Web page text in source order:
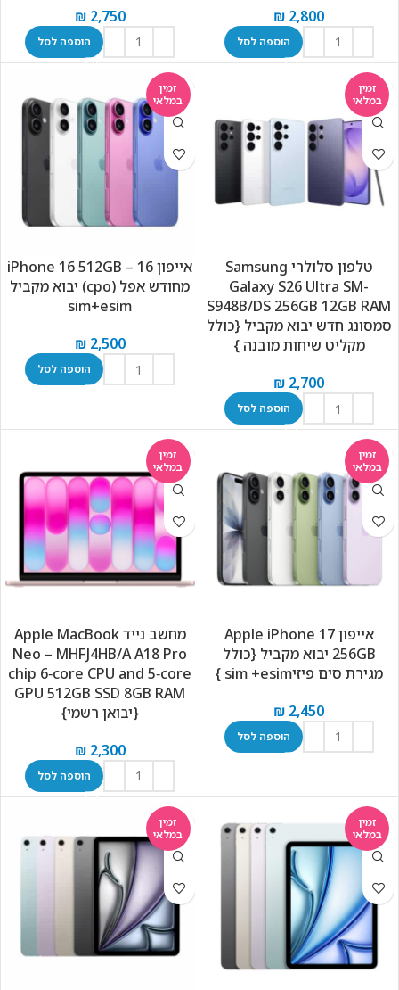
₪ 2,800
הוספה לסל
₪2,750
הוספה לסל
זמין
במלאי
טלפון סלולרי Samsung
Galaxy S26 Ultra SM-
S948B/DS 256GB 12GB RAM
סמסונג חדש יבוא מקביל {כולל
מקליט שיחות מובנה }
₪ 2,700
הוספה לסל
זמין
במלאי
אייפון 16 – iPhone 16 512GB
מחודש אפל (cpo) יבוא מקביל
sim+esim
₪2,500
הוספה לסל
זמין
במלאי
אייפון Apple iPhone 17
256GB יבוא מקביל {כולל
מגירת סים פיזיsim +esim }
₪ 2,450
הוספה לסל
זמין
במלאי
מחשב נייד Apple MacBook
Neo – MHFJ4HB/A A18 Pro
chip 6‑core CPU and 5‑core
GPU 512GB SSD 8GB RAM
{יבואן רשמי}
₪2,300
הוספה לסל
זמין
במלאי
זמין
במלאי